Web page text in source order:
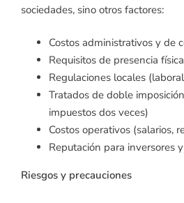
sociedades, sino otros factores:
Costos administrativos y de
Requisitos de presencia
Regulaciones locales
Tratados de doble
impuestos dos veces)
Costos operativos (salarios,
Reputación para inversores
Riesgos y precauciones